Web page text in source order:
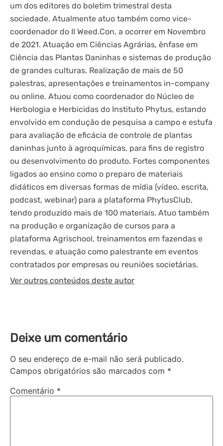
um dos editores do boletim trimestral desta
sociedade. Atualmente atuo também como vice-
coordenador do II Weed.Con, a ocorrer em Novembro
de 2021. Atuação em Ciências Agrárias, ênfase em
Ciência das Plantas Daninhas e sistemas de produção
de grandes culturas. Realização de mais de 50
palestras, apresentações e treinamentos in-company
ou online. Atuou como coordenador do Núcleo de
Herbologia e Herbicidas do Instituto Phytus, estando
envolvido em condução de pesquisa a campo e estufa
para avaliação de eficácia de controle de plantas
daninhas junto à agroquímicas, para fins de registro
ou desenvolvimento do produto. Fortes componentes
ligados ao ensino como o preparo de materiais
didáticos em diversas formas de mídia (vídeo, escrita,
podcast, webinar) para a plataforma PhytusClub,
tendo produzido mais de 100 materiais. Atuo também
na produção e organização de cursos para a
plataforma Agrischool, treinamentos em fazendas e
revendas, e atuação como palestrante em eventos
contratados por empresas ou reuniões societárias.
Ver outros conteúdos deste autor
Deixe um comentário
O seu endereço de e-mail não será publicado.
Campos obrigatórios são marcados com *
Comentário *